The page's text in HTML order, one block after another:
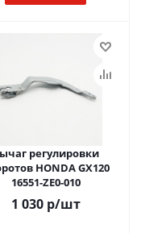
регулировки
HONDA GX120
16551-ZE0-010
1 030р/шт